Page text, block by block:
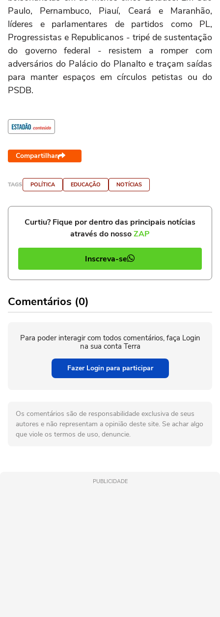
Paulo, Pernambuco, Piauí, Ceará e Maranhão,
líderes e parlamentares de partidos como PL,
Progressistas e Republicanos - tripé de sustentação
do governo federal - resistem a romper com
adversários do Palácio do Planalto e traçam saídas
para manter espaços em círculos petistas ou do
PSDB.
Compartilhar
TAGS POLÍTICA EDUCAÇÃO NOTÍCIAS
Curtiu? Fique por dentro das principais notícias
através do nossoZAP
Inscreva-se
Comentários (0)
Para poder interagir com todos comentários, faça Login
na sua conta Terra
Fazer Login para participar
Os comentários são de responsabilidade exclusiva de seus
autores e não representam a opinião deste site. Se achar algo
que viole os termos de uso, denuncie.
PUBLICIDADE